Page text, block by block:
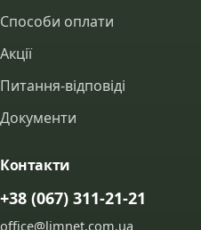
Способи оплати
Акції
Питання-відповіді
Документи
Контакти
+38 (067) 311-21-21
office@limnet.com.ua